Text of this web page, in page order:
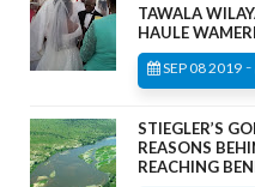
TAWALA
HAULE
SEP 08 2019 -
STIEGLER’S
REASONS
REACHING